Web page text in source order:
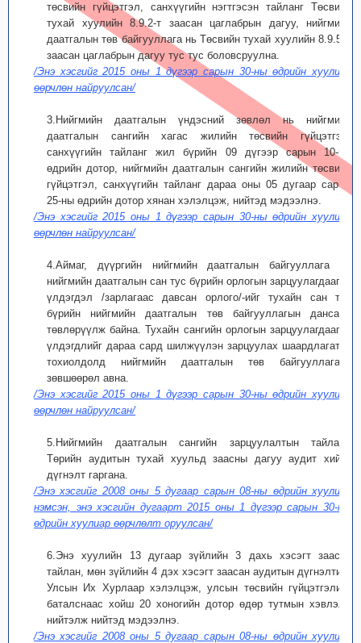
төсвийн гүйцэтгэл, санхүүгийн нэгтгэсэн тайланг Төсвийн
тухай хуулийн 8.9.2-т заасан цаглабрын дагуу, нийгмийн
даатгалын төв байгууллага нь Төсвийн тухай хуулийн 8.9.5-д
заасан цаглабрын дагуу тус тус боловсруулна.
/Энэ хэсгийг 2015 оны 1 дүгээр сарын 30-ны өдрийн хуулиар
өөрчлөн найруулсан/
3.Нийгмийн даатгалын үндэсний зөвлөл нь нийгмийн
даатгалын сангийн хагас жилийн төсвийн гүйцэтгэл,
санхүүгийн тайланг жил бүрийн 09 дүгээр сарын 10-ны
өдрийн дотор, нийгмийн даатгалын сангийн жилийн төсвийн
гүйцэтгэл, санхүүгийн тайланг дараа оны 05 дугаар сарын
25-ны өдрийн дотор хянан хэлэлцэж, нийтэд мэдээлнэ.
/Энэ хэсгийг 2015 оны 1 дүгээр сарын 30-ны өдрийн хуулиар
өөрчлөн найруулсан/
4.Аймаг, дүүргийн нийгмийн даатгалын байгууллага нь
нийгмийн даатгалын сан тус бүрийн орлогын зарцуулагдаагүй
үлдэгдэл /зарлагаас давсан орлого/-ийг тухайн сан тус
бүрийн нийгмийн даатгалын төв байгууллагын дансанд
төвлөрүүлж байна. Тухайн сангийн орлогын зарцуулагдаагүй
үлдэгдлийг дараа сард шилжүүлэн зарцуулах шаардлагатай
тохиолдолд нийгмийн даатгалын төв байгууллагаас
зөвшөөрөл авна.
/Энэ хэсгийг 2015 оны 1 дүгээр сарын 30-ны өдрийн хуулиар
өөрчлөн найруулсан/
5.Нийгмийн даатгалын сангийн зарцуулалтын тайланд
Төрийн аудитын тухай хуульд заасны дагуу аудит хийж,
дүгнэлт гаргана.
/Энэ хэсгийг 2008 оны 5 дугаар сарын 08-ны өдрийн хуулиар
нэмсэн, энэ хэсгийн дугаарт 2015 оны 1 дүгээр сарын 30-ны
өдрийн хуулиар өөрчлөлт оруулсан/
6.Энэ хуулийн 13 дугаар зүйлийн 3 дахь хэсэгт заасан
тайлан, мөн зүйлийн 4 дэх хэсэгт заасан аудитын дүгнэлтийг
Улсын Их Хурлаар хэлэлцэж, улсын төсвийн гүйцэтгэлийг
баталснаас хойш 20 хоногийн дотор өдөр тутмын хэвлэлд
нийтэлж нийтэд мэдээлнэ.
/Энэ хэсгийг 2008 оны 5 дугаар сарын 08-ны өдрийн хуулиар